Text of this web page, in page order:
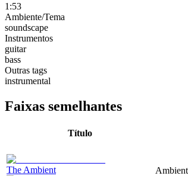
1:53
Ambiente/Tema
soundscape
Instrumentos
guitar
bass
Outras tags
instrumental
Faixas semelhantes
Título
The Ambient